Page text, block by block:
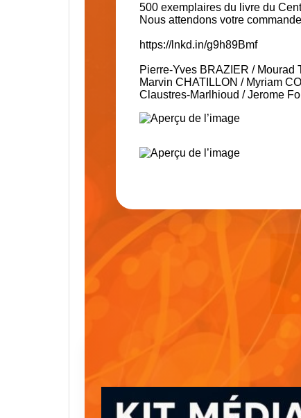
500 exemplaires du livre du
Nous attendons votre
https://lnkd.in/g9h89Bmf
Pierre-Yves BRAZIER / Mourad
Marvin CHATILLON / Myriam
Claustres-Marlhioud /Jerome